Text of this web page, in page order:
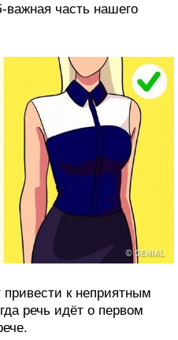
важная часть нашего
к неприятным
речь идёт о первом